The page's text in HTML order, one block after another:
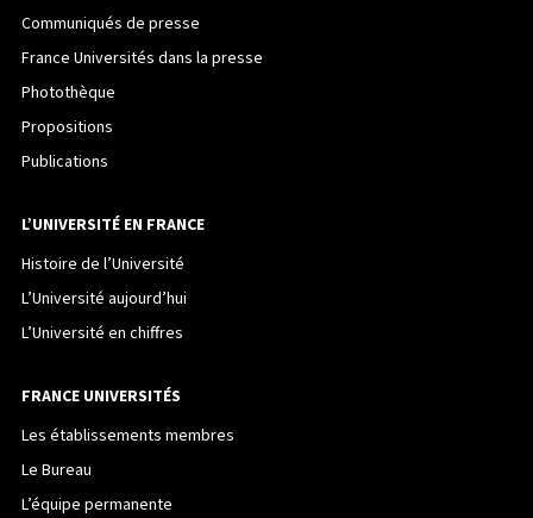
Communiqués de presse
France Universités dans la presse
Photothèque
Propositions
Publications
L’UNIVERSITÉ EN FRANCE
Histoire de l’Université
L’Université aujourd’hui
L’Université en chiffres
FRANCE UNIVERSITÉS
Les établissements membres
Le Bureau
L’équipe permanente